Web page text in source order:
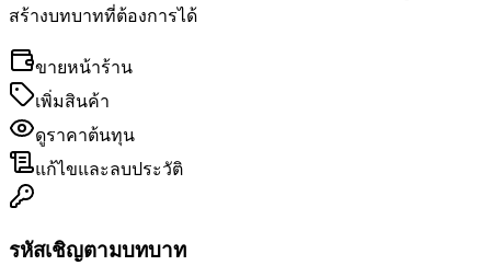
สร้างบทบาทที่ต้องการได้
ขายหน้าร้าน
เพิ่มสินค้า
ดูราคาต้นทุน
แก้ไขและลบประวัติ
รหัสเชิญตามบทบาท